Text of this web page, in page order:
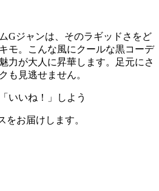
Gジャンは、そのラギッドさをど
モ。こんな風にクールな黒コーデ
力が大人に昇華します。足元にさ
も見逃せません。
いいね！」しよう
をお届けします。